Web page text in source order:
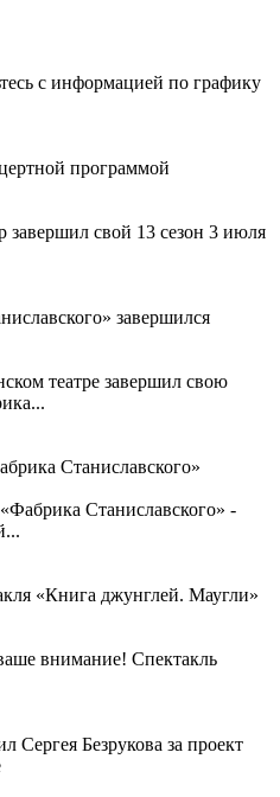
с информацией по графику
программой
завершил свой 13 сезон 3 июля
завершился
театре завершил свою
Станиславского»
Станиславского» -
«Книга джунглей. Маугли»
внимание! Спектакль
Сергея Безрукова за проект